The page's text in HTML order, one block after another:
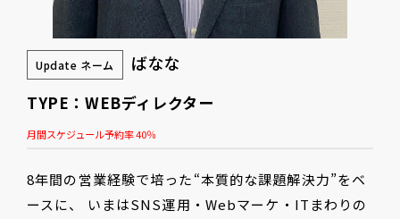
Update ネーム ばなな
TYPE：WEBディレクター
月間スケジュール予約率 40％
8年間の営業経験で培った“本質的な課題解決力”をベ
ースに、 いまはSNS運用・Webマーケ・ITまわりの